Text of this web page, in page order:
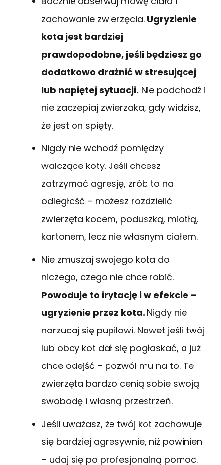
zachowanie zwierzęcia. Ugryzienie
kota jest bardziej
prawdopodobne, jeśli będziesz go
dodatkowo drażnić w stresującej
lub napiętej sytuacji. Nie podchodź i
nie zaczepiaj zwierzaka, gdy widzisz,
że jest on spięty.
Nigdy nie wchodź pomiędzy
walczące koty. Jeśli chcesz
zatrzymać agresję, zrób to na
odległość – możesz rozdzielić
zwierzęta kocem, poduszką, miotłą,
kartonem, lecz nie własnym ciałem.
Nie zmuszaj swojego kota do
niczego, czego nie chce robić.
Powoduje to irytację i w efekcie –
ugryzienie przez kota. Nigdy nie
narzucaj się pupilowi. Nawet jeśli twój
lub obcy kot dał się pogłaskać, a już
chce odejść – pozwól mu na to. Te
zwierzęta bardzo cenią sobie swoją
swobodę i własną przestrzeń.
Jeśli uważasz, że twój kot zachowuje
się bardziej agresywnie, niż powinien
– udaj się po profesjonalną pomoc.